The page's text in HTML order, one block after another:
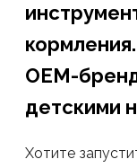
OEM-
детскими
Хотите